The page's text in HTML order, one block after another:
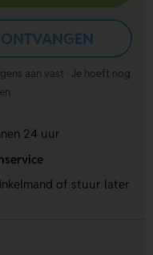
ONTVANGEN
aan vast · Je hoeft nog
24 uur
of stuur later